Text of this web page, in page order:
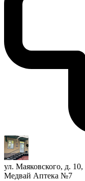
ул. Маяковского, д.
Медвай Аптека №7